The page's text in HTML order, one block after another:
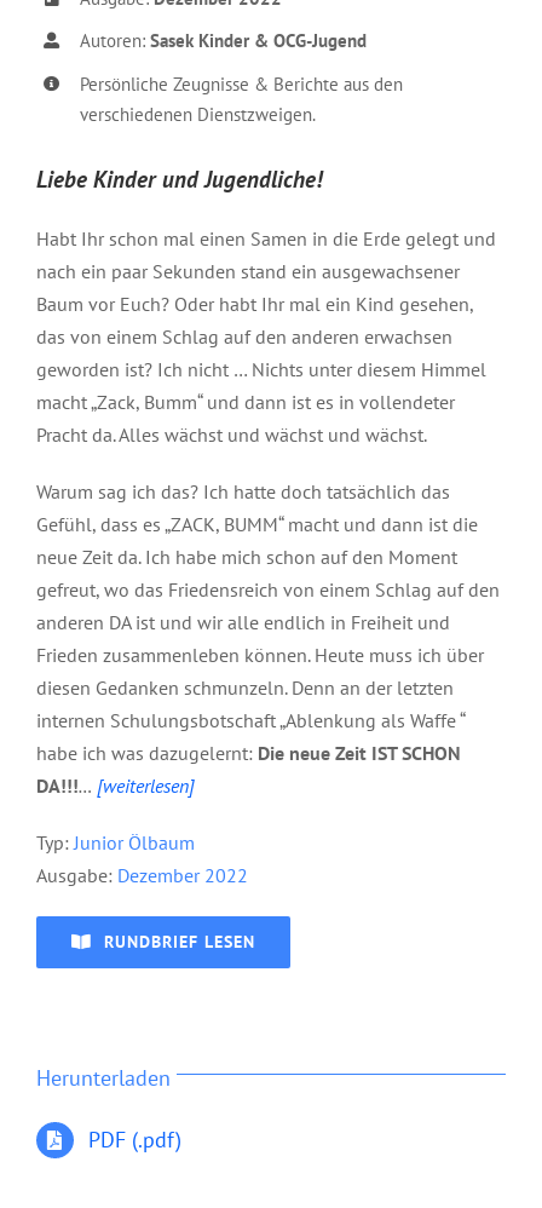
Autoren: Sasek Kinder & OCG-Jugend
Persönliche Zeugnisse & Berichte aus den
verschiedenen Dienstzweigen.
Liebe Kinder und Jugendliche!
Habt Ihr schon mal einen Samen in die Erde gelegt und
nach ein paar Sekunden stand ein ausgewachsener
Baum vor Euch? Oder habt Ihr mal ein Kind gesehen,
das von einem Schlag auf den anderen erwachsen
geworden ist? Ich nicht … Nichts unter diesem Himmel
macht „Zack, Bumm“ und dann ist es in vollendeter
Pracht da. Alles wächst und wächst und wächst.
Warum sag ich das? Ich hatte doch tatsächlich das
Gefühl, dass es „ZACK, BUMM“ macht und dann ist die
neue Zeit da. Ich habe mich schon auf den Moment
gefreut, wo das Friedensreich von einem Schlag auf den
anderen DA ist und wir alle endlich in Freiheit und
Frieden zusammenleben können. Heute muss ich über
diesen Gedanken schmunzeln. Denn an der letzten
internen Schulungsbotschaft „Ablenkung als Waffe “
habe ich was dazugelernt: Die neue Zeit IST SCHON
DA!!!… [weiterlesen]
Typ: Junior Ölbaum
Ausgabe: Dezember 2022
RUNDBRIEF LESEN
Herunterladen
PDF (.pdf)